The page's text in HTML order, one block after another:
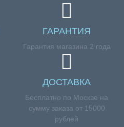
ГАРАНТИЯ
Гарантия магазина 2 года
ДОСТАВКА
Бесплатно по Москве на
сумму заказа от 15000
рублей